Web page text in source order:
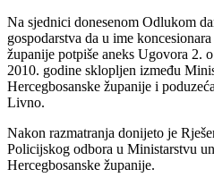
Na sjednici donesenom Odlukom
gospodarstva da u ime
županije potpiše aneks Ugovora 2.
2010. godine sklopljen između
Hercegbosanske županije i
Livno.
Nakon razmatranja donijeto je
Policijskog odbora u Ministarstvu
Hercegbosanske županije.